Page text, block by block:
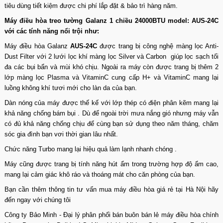
tiêu dùng tiết kiệm được chi phí lắp đặt & bảo trì hàng năm.
Máy điều hòa treo tường Galanz 1 chiều 24000BTU model: AUS-24C
với các tính năng nổi trội như:
Máyđiều hòa Galanz AUS-24C được trang bị công nghệ màng lọc Anti-
Dust Filter với 2 lưới lọc khí màng lọc Silver và Carbon giúp lọc sạch tối
đa các bụi bẩn và mùi khó chịu. Ngoài ra máy còn được trang bị thêm 2
lớp màng lọc Plasma và VitaminC cung cấp H+ và VitaminC mang lại
luồng không khí tươi mới cho làn da của bạn.
Dàn nóng của máy được thế kế với lớp thép có điện phân kẽm mang lại
khả năng chống bám bụi . Dù để ngoài trời mưa nắng gió nhưng máy vẫn
có đủ khả năng chống chịu để cùng bạn sử dụng theo năm tháng, chăm
sóc gia đình bạn vơi thời gian lâu nhất.
Chức năng Turbo mang lại hiệu quả làm lạnh nhanh chóng .
Máy cũng được trang bị tính năng hút ẩm trong trường hợp độ ẩm cao,
mang lại cảm giác khô ráo và thoáng mát cho căn phòng của bạn.
Bạn cần thêm thông tin tư vấn mua máy điều hòa giá rẻ tại Hà Nội hãy
đến ngay với chúng tôi
Công ty Bảo Minh - Đại lý phân phối bán buôn bán lẻ máy điều hòa chính